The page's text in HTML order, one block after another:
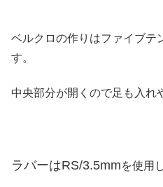
ベルクロの作りはファイブテ
す。
中央部分が開くので足も入れ
ラバーはRS/3.5mmを使用